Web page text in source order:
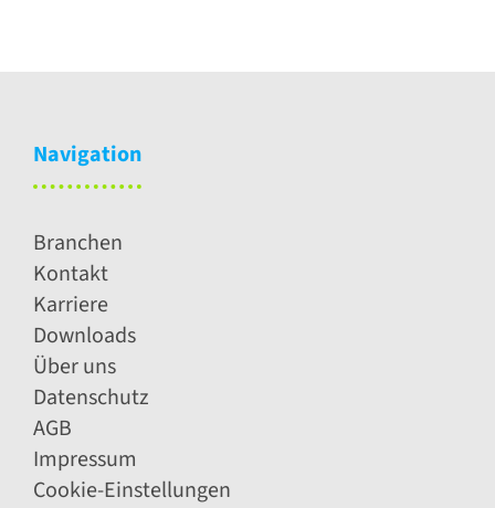
Navigation
Branchen
Kontakt
Karriere
Downloads
Über uns
Datenschutz
AGB
Impressum
Cookie-Einstellungen